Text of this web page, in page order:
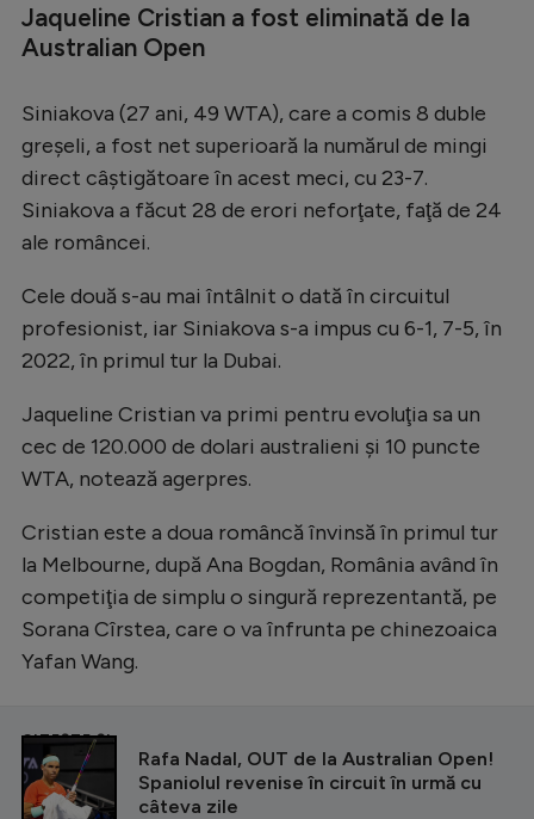
Ligue 1
Starurile fotbalului
EURO 2024
Stranieri
Handbal
Natație
Formula 1
Gimnastică
Auto
JO 2024
Jaqueline Cristian a fost eliminată de la
Australian Open
Siniakova (27 ani, 49 WTA), care a comis 8 duble
greşeli, a fost net superioară la numărul de mingi
direct câştigătoare în acest meci, cu 23-7.
Siniakova a făcut 28 de erori neforţate, faţă de 24
ale româncei.
Cele două s-au mai întâlnit o dată în circuitul
profesionist, iar Siniakova s-a impus cu 6-1, 7-5, în
2022, în primul tur la Dubai.
Jaqueline Cristian va primi pentru evoluţia sa un
cec de 120.000 de dolari australieni şi 10 puncte
WTA, notează agerpres.
Cristian este a doua româncă învinsă în primul tur
la Melbourne, după Ana Bogdan, România având în
competiţia de simplu o singură reprezentantă, pe
Sorana Cîrstea, care o va înfrunta pe chinezoaica
Yafan Wang.
CITEȘTE ȘI
Rafa Nadal, OUT de la Australian Open!
Spaniolul revenise în circuit în urmă cu
câteva zile